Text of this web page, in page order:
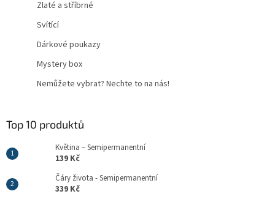
Zlaté a stříbrné
Svítící
Dárkové poukazy
Mystery box
Nemůžete vybrat? Nechte to na nás!
Top 10 produktů
Květina – Semipermanentní
139 Kč
Čáry života - Semipermanentní
339 Kč